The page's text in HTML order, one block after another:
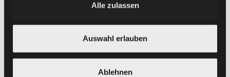
Alle zulassen
Auswahl erlauben
Ablehnen